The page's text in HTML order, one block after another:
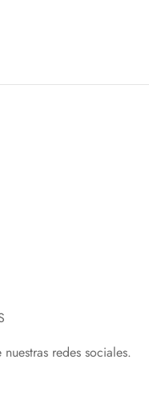
redes sociales.